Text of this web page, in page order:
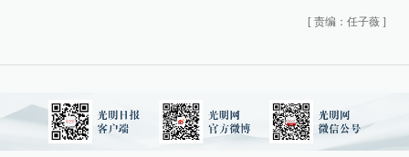
[ 责编：任子薇 ]